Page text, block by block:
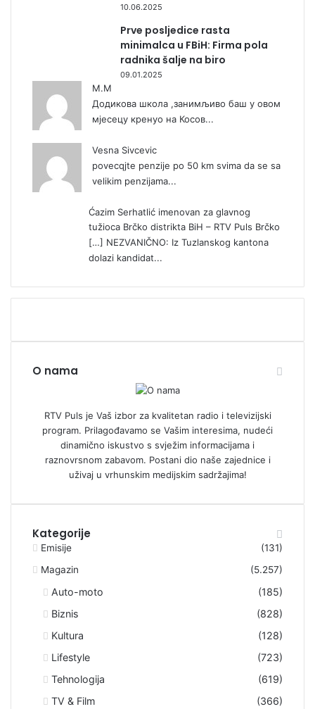
10.06.2025
Prve posljedice rasta
minimalca u FBiH: Firma pola
radnika šalje na biro
09.01.2025
М.М
Додикова школа ,занимљиво баш у овом
мјесецу кренуо на Косов...
Vesna Sivcevic
povecqjte penzije po 50 km svima da se sa
velikim penzijama...
Ćazim Serhatlić imenovan za glavnog
tužioca Brčko distrikta BiH – RTV Puls Brčko
[…] NEZVANIČNO: Iz Tuzlanskog kantona
dolazi kandidat...
O nama
RTV Puls je Vaš izbor za kvalitetan radio i televizijski
program. Prilagođavamo se Vašim interesima, nudeći
dinamično iskustvo s svježim informacijama i
raznovrsnom zabavom. Postani dio naše zajednice i
uživaj u vrhunskim medijskim sadržajima!
Kategorije
Emisije
(131)
Magazin
(5.257)
Auto-moto
(185)
Biznis
(828)
Kultura
(128)
Lifestyle
(723)
Tehnologija
(619)
TV & Film
(366)